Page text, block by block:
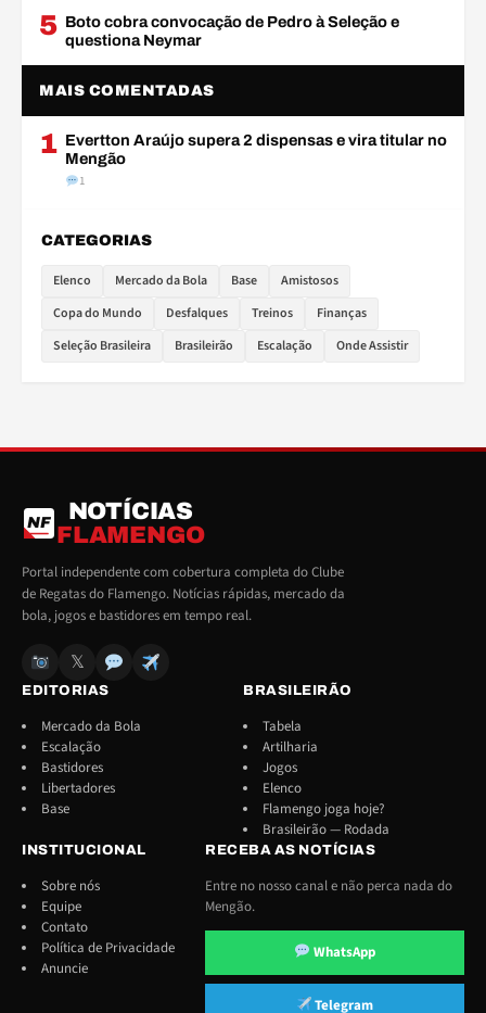
5 Boto cobra convocação de Pedro à Seleção e
questiona Neymar
MAIS COMENTADAS
1 Evertton Araújo supera 2 dispensas e vira titular no
Mengão
1
CATEGORIAS
Elenco Mercado da Bola Base
Amistosos
Copa do Mundo
Desfalques Treinos
Finanças
Seleção Brasileira
Brasileirão Escalação Onde Assistir
NF
NOTÍCIAS
FLAMENGO
Portal independente com cobertura completa do Clube
de Regatas do Flamengo. Notícias rápidas, mercado da
bola, jogos e bastidores em tempo real.
𝕏
EDITORIAS
Mercado da Bola
Escalação
Bastidores
Libertadores
Base
BRASILEIRÃO
Tabela
Artilharia
Jogos
Elenco
Flamengo joga hoje?
Brasileirão — Rodada
INSTITUCIONAL
Sobre nós
Equipe
Contato
Política de Privacidade
Anuncie
RECEBA AS NOTÍCIAS
Entre no nosso canal e não perca nada do
Mengão.
WhatsApp
Telegram